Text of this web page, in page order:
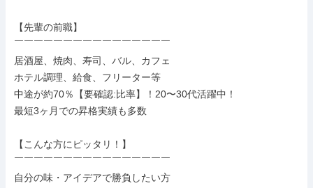
【先輩の前職】
￣￣￣￣￣￣￣￣￣￣￣￣￣￣￣￣
居酒屋、焼肉、寿司、バル、カフェ
ホテル調理、給食、フリーター等
中途が約70％【要確認:比率】！20〜30代活躍中！
最短3ヶ月での昇格実績も多数
【こんな方にピッタリ！】
￣￣￣￣￣￣￣￣￣￣￣￣￣￣￣￣
自分の味・アイデアで勝負したい方